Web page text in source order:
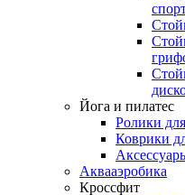
Йога и пилатес
Ролики
Коврики
Аквааэробика
Кроссфит